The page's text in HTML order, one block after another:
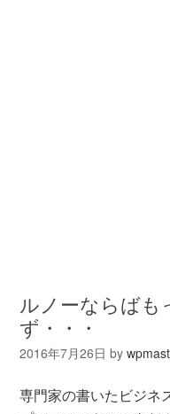
ルノーならばも
ず・・・
2016年7月26日 by
専門家の書いたビジネ